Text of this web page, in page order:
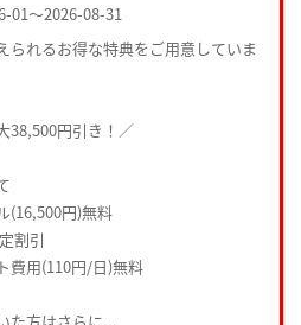
01～2026-08-31
られるお得な特典をご用意していま
38,500円引き！／
(16,500円)無料
割引
費用(110円/日)無料